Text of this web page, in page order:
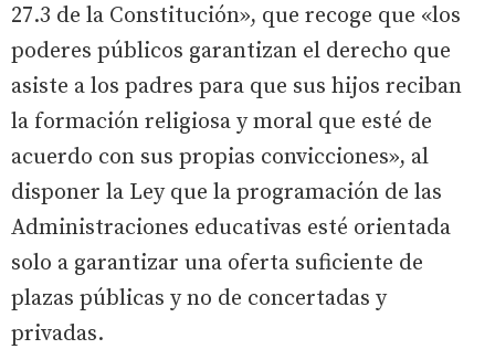
27.3 de la Constitución», que recoge que «los
poderes públicos garantizan el derecho que
asiste a los padres para que sus hijos reciban
la formación religiosa y moral que esté de
acuerdo con sus propias convicciones», al
disponer la Ley que la programación de las
Administraciones educativas esté orientada
solo a garantizar una oferta suficiente de
plazas públicas y no de concertadas y
privadas.